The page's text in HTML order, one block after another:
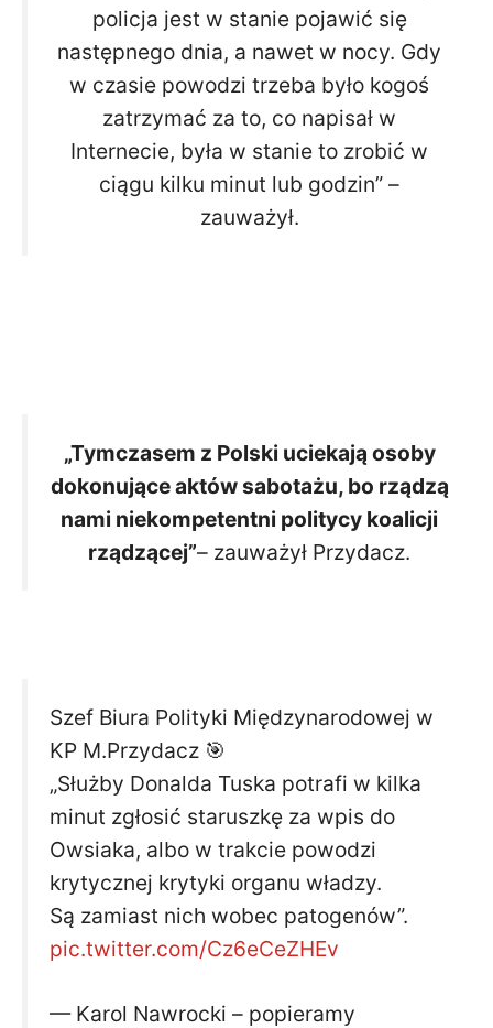
policja jest w stanie pojawić się
następnego dnia, a nawet w nocy. Gdy
w czasie powodzi trzeba było kogoś
zatrzymać za to, co napisał w
Internecie, była w stanie to zrobić w
ciągu kilku minut lub godzin” –
zauważył.
„Tymczasem z Polski uciekają osoby
dokonujące aktów sabotażu, bo rządzą
nami niekompetentni politycy koalicji
rządzącej”– zauważył Przydacz.
Szef Biura Polityki Międzynarodowej w
KP M.Przydacz 🎯
„Służby Donalda Tuska potrafi w kilka
minut zgłosić staruszkę za wpis do
Owsiaka, albo w trakcie powodzi
krytycznej krytyki organu władzy.
Są zamiast nich wobec patogenów”.
pic.twitter.com/Cz6eCeZHEv
— Karol Nawrocki – popieramy